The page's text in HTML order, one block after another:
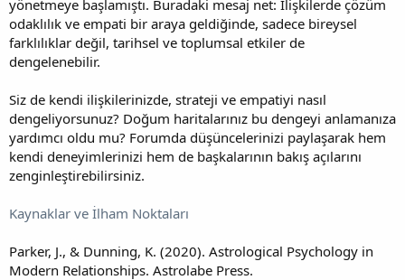
yönetmeye başlamıştı. Buradaki mesaj net: İlişkilerde çözüm
odaklılık ve empati bir araya geldiğinde, sadece bireysel
farklılıklar değil, tarihsel ve toplumsal etkiler de
dengelenebilir.
Siz de kendi ilişkilerinizde, strateji ve empatiyi nasıl
dengeliyorsunuz? Doğum haritalarınız bu dengeyi anlamanıza
yardımcı oldu mu? Forumda düşüncelerinizi paylaşarak hem
kendi deneyimlerinizi hem de başkalarının bakış açılarını
zenginleştirebilirsiniz.
Kaynaklar ve İlham Noktaları
Parker, J., & Dunning, K. (2020). Astrological Psychology in
Modern Relationships. Astrolabe Press.